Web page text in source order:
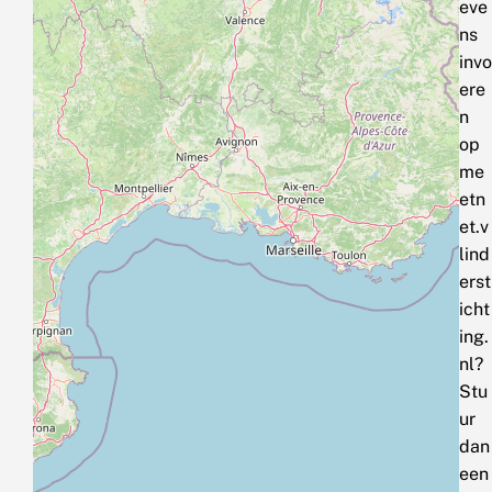
eve
ns
invo
ere
n
op
me
etn
et.v
lind
erst
icht
ing.
nl?
Stu
ur
dan
een